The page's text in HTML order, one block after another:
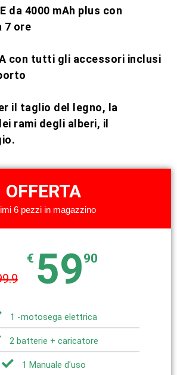
da 4000 mAh plus con
7 ore
con tutti gli accessori inclusi
il taglio del legno, la
rami degli alberi, il
OFFERTA
6 pezzi in magazzino
€ 5990
1 -motosega elettrica
2 batterie + caricatore
1 Manuale d'uso